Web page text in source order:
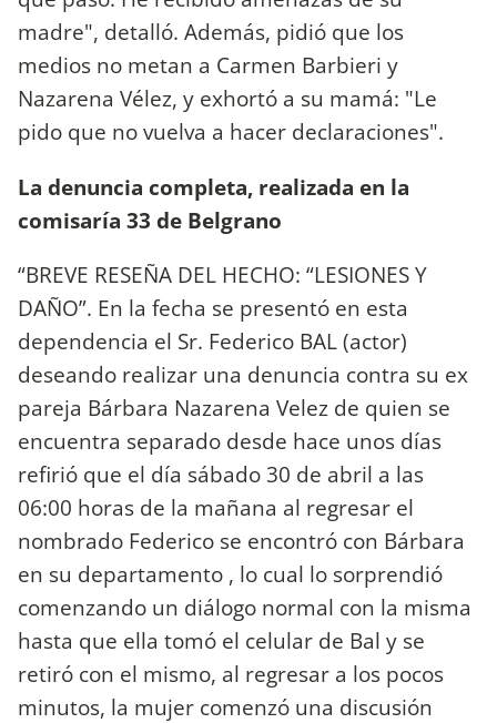
madre", detalló. Además, pidió que los
medios no metan a Carmen Barbieri y
Nazarena Vélez, y exhortó a su mamá: "Le
pido que no vuelva a hacer declaraciones".
La denuncia completa, realizada en la
comisaría 33 de Belgrano
“BREVE RESEÑA DEL HECHO: “LESIONES Y
DAÑO”. En la fecha se presentó en esta
dependencia el Sr. Federico BAL (actor)
deseando realizar una denuncia contra su ex
pareja Bárbara Nazarena Velez de quien se
encuentra separado desde hace unos días
refirió que el día sábado 30 de abril a las
06:00 horas de la mañana al regresar el
nombrado Federico se encontró con Bárbara
en su departamento , lo cual lo sorprendió
comenzando un diálogo normal con la misma
hasta que ella tomó el celular de Bal y se
retiró con el mismo, al regresar a los pocos
minutos, la mujer comenzó una discusión